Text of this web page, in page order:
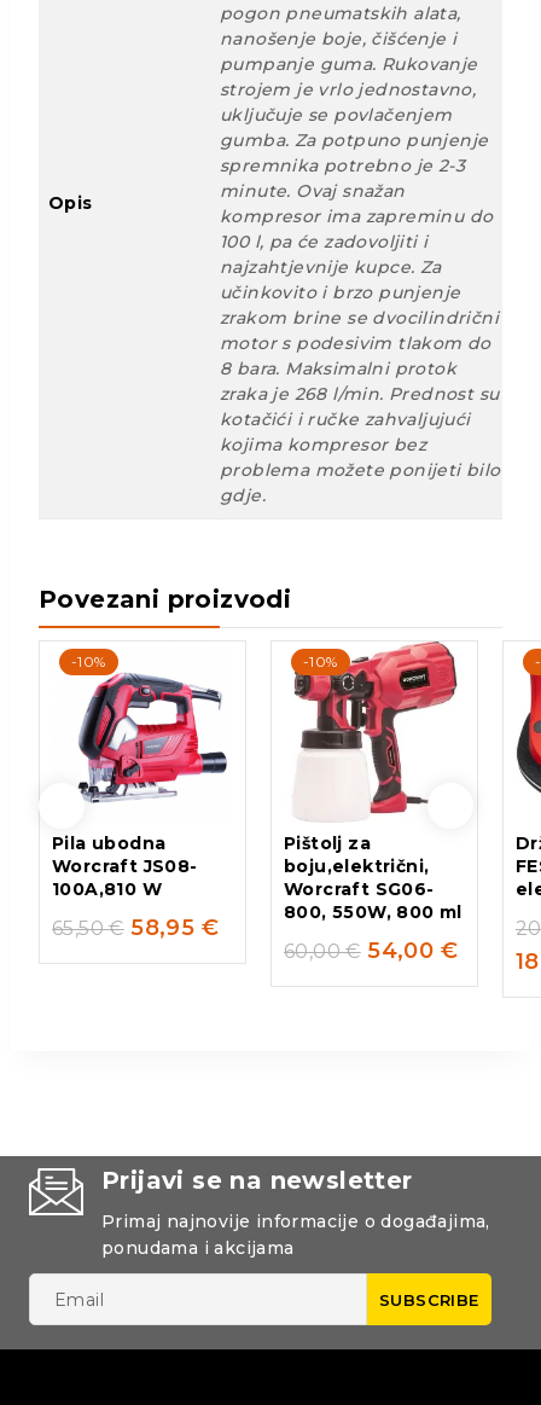
Opis
pogon pneumatskih alata,
nanošenje boje, čišćenje i
pumpanje guma. Rukovanje
strojem je vrlo jednostavno,
uključuje se povlačenjem
gumba. Za potpuno punjenje
spremnika potrebno je 2-3
minute. Ovaj snažan
kompresor ima zapreminu do
100 l, pa će zadovoljiti i
najzahtjevnije kupce. Za
učinkovito i brzo punjenje
zrakom brine se dvocilindrični
motor s podesivim tlakom do
8 bara. Maksimalni protok
zraka je 268 l/min. Prednost su
kotačići i ručke zahvaljujući
kojima kompresor bez
problema možete ponijeti bilo
gdje.
Povezani proizvodi
-10%
Pila ubodna
Worcraft JS08-
100A,810 W
65,50€ 58,95 €
-10%
Pištolj za
boju,električni,
Worcraft SG06-
800, 550W, 800 ml
60,00€ 54,00 €
Prijavi se na newsletter
Primaj najnovije informacije o događajima,
ponudama i akcijama